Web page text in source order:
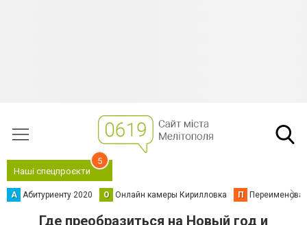
Наші спецпроєкти
5
А Абитуриенту 2020 О Онлайн камеры Кирилловка П
Где преобразиться на Новый год и